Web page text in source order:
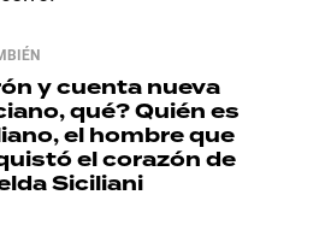
y cuenta nueva
qué? Quién es
el hombre que
el corazón de
Siciliani